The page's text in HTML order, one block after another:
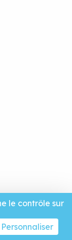
le contrôle sur
Personnaliser